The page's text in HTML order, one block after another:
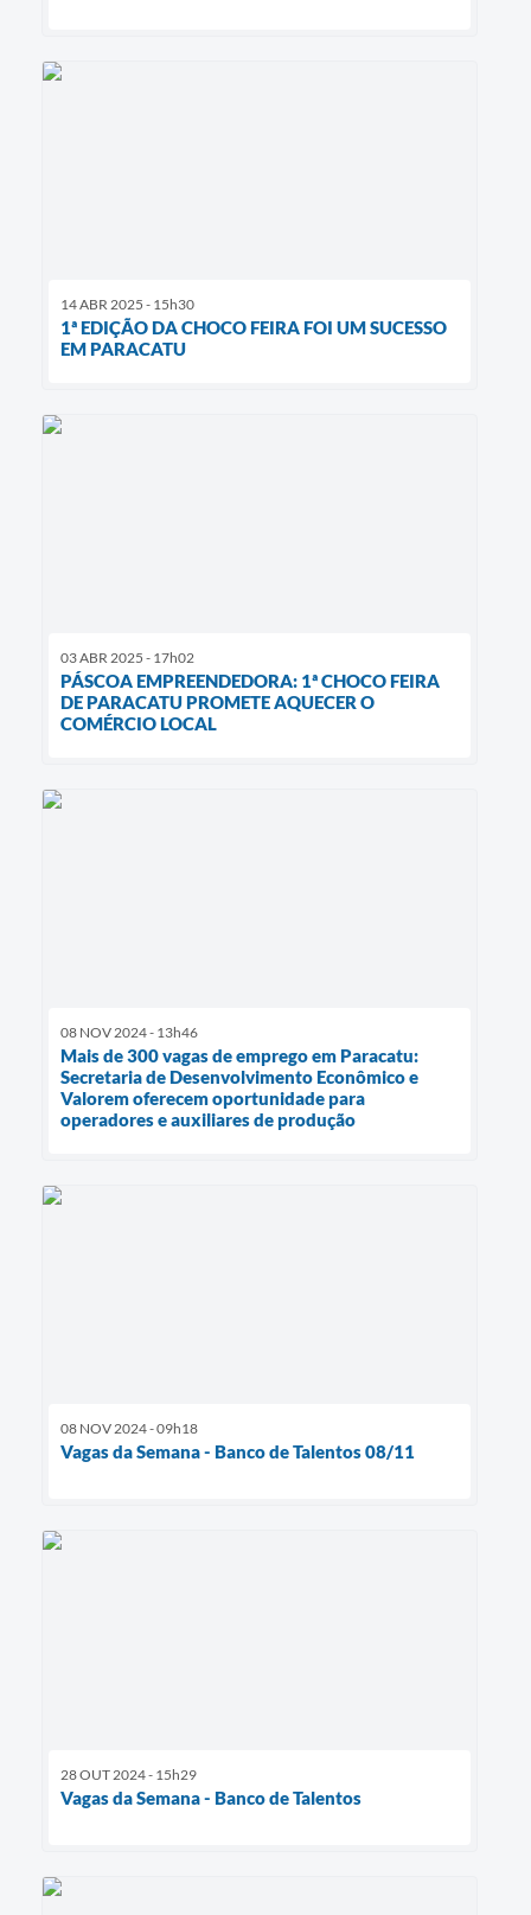
14 ABR 2025 - 15h30
1ª EDIÇÃO DA CHOCO FEIRA FOI UM SUCESSO
EM PARACATU
03 ABR 2025 - 17h02
PÁSCOA EMPREENDEDORA: 1ª CHOCO FEIRA
DE PARACATU PROMETE AQUECER O
COMÉRCIO LOCAL
08 NOV 2024 - 13h46
Mais de 300 vagas de emprego em Paracatu:
Secretaria de Desenvolvimento Econômico e
Valorem oferecem oportunidade para
operadores e auxiliares de produção
08 NOV 2024 - 09h18
Vagas da Semana - Banco de Talentos 08/11
28 OUT 2024 - 15h29
Vagas da Semana - Banco de Talentos